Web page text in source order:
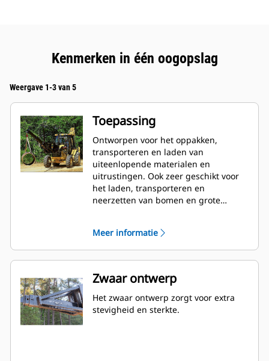
Kenmerken in één oogopslag
Weergave 1-3 van 5
Toepassing
Ontworpen voor het oppakken,
transporteren en laden van
uiteenlopende materialen en
uitrustingen. Ook zeer geschikt voor
het laden, transporteren en
neerzetten van bomen en grote
Meer informatie
Zwaar ontwerp
Het zwaar ontwerp zorgt voor extra
stevigheid en sterkte.